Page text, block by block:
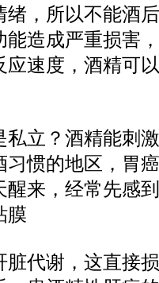
绪，所以不能酒
造成严重损害
速度，酒精可
立？酒精能刺
习惯的地区，胃
来，经常先感
膜
代谢，这直接